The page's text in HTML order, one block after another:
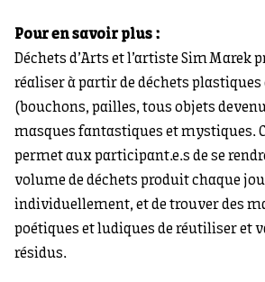
Pour en savoir plus :
Déchets d’Arts et l’artiste Sim Marek
réaliser à partir de déchets
(bouchons, pailles, tous objets
masques fantastiques et mystiques.
permet aux participant.e.s de se
volume de déchets produit chaque
individuellement, et de trouver des
poétiques et ludiques de réutiliser et
résidus.